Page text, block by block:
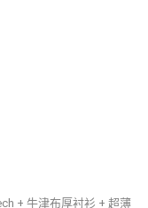
+ 牛津布厚衬衫 + 超薄